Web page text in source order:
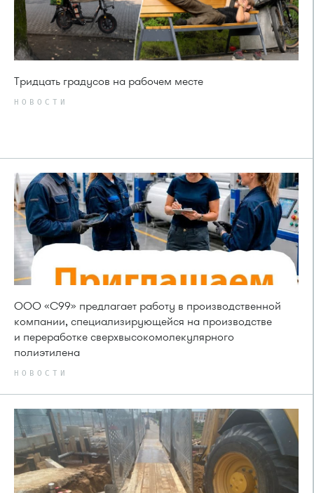
Тридцать градусов на рабочем месте
НОВОСТИ
ООО «С99» предлагает работу в производственной
компании, специализирующейся на производстве
и переработке сверхвысокомолекулярного
полиэтилена
НОВОСТИ